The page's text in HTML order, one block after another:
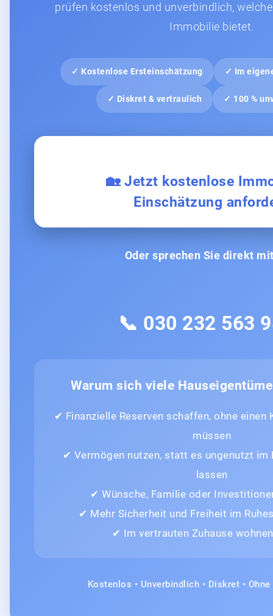
prüfen kostenlos und unverbindlich,
Immobilie bietet.
✓ Kostenlose Ersteinschätzung ✓ Im
✓ Diskret & vertraulich ✓ 100 %
🏡 Jetzt kostenlose
Einschätzung
Oder sprechen Sie direkt
📞 030 232 563
Warum sich viele
✔ Finanzielle Reserven schaffen, ohne einen
müssen
✔ Vermögen nutzen, statt es ungenutzt im
lassen
✔ Wünsche, Familie oder
✔ Mehr Sicherheit und Freiheit im
✔ Im vertrauten Zuhause
Kostenlos • Unverbindlich • Diskret •